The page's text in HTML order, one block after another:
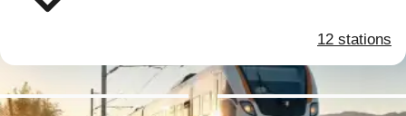
12 stations